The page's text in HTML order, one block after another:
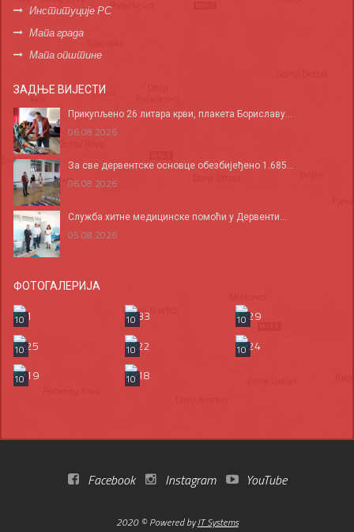
Институције РС
Мапа града
Мапа општине
ЗАДЊЕ ВИЈЕСТИ
Прикупљено 26 литара крви, плакета Бориславу...
06.08.2026
За све дервентске основце обезбијеђено 1.685...
06.08.2026
Служба хитне медицинске помоћи у Дервенти...
05.08.2026
ФОТОГАЛЕРИЈА
10 10
10
10
10
10
10
10
Facebook Instagram YouTube
2020 © Powered byIT Systems